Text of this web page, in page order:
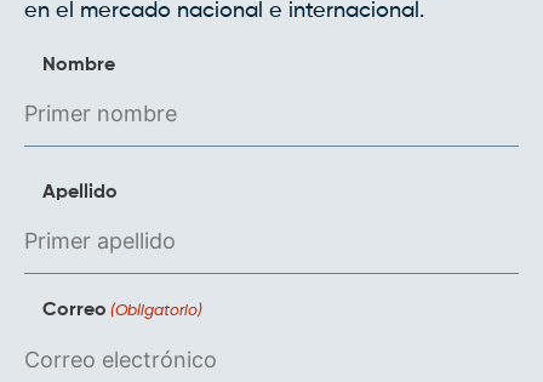
en el mercado nacional e internacional.
Nombre
Apellido
Correo (Obligatorio)